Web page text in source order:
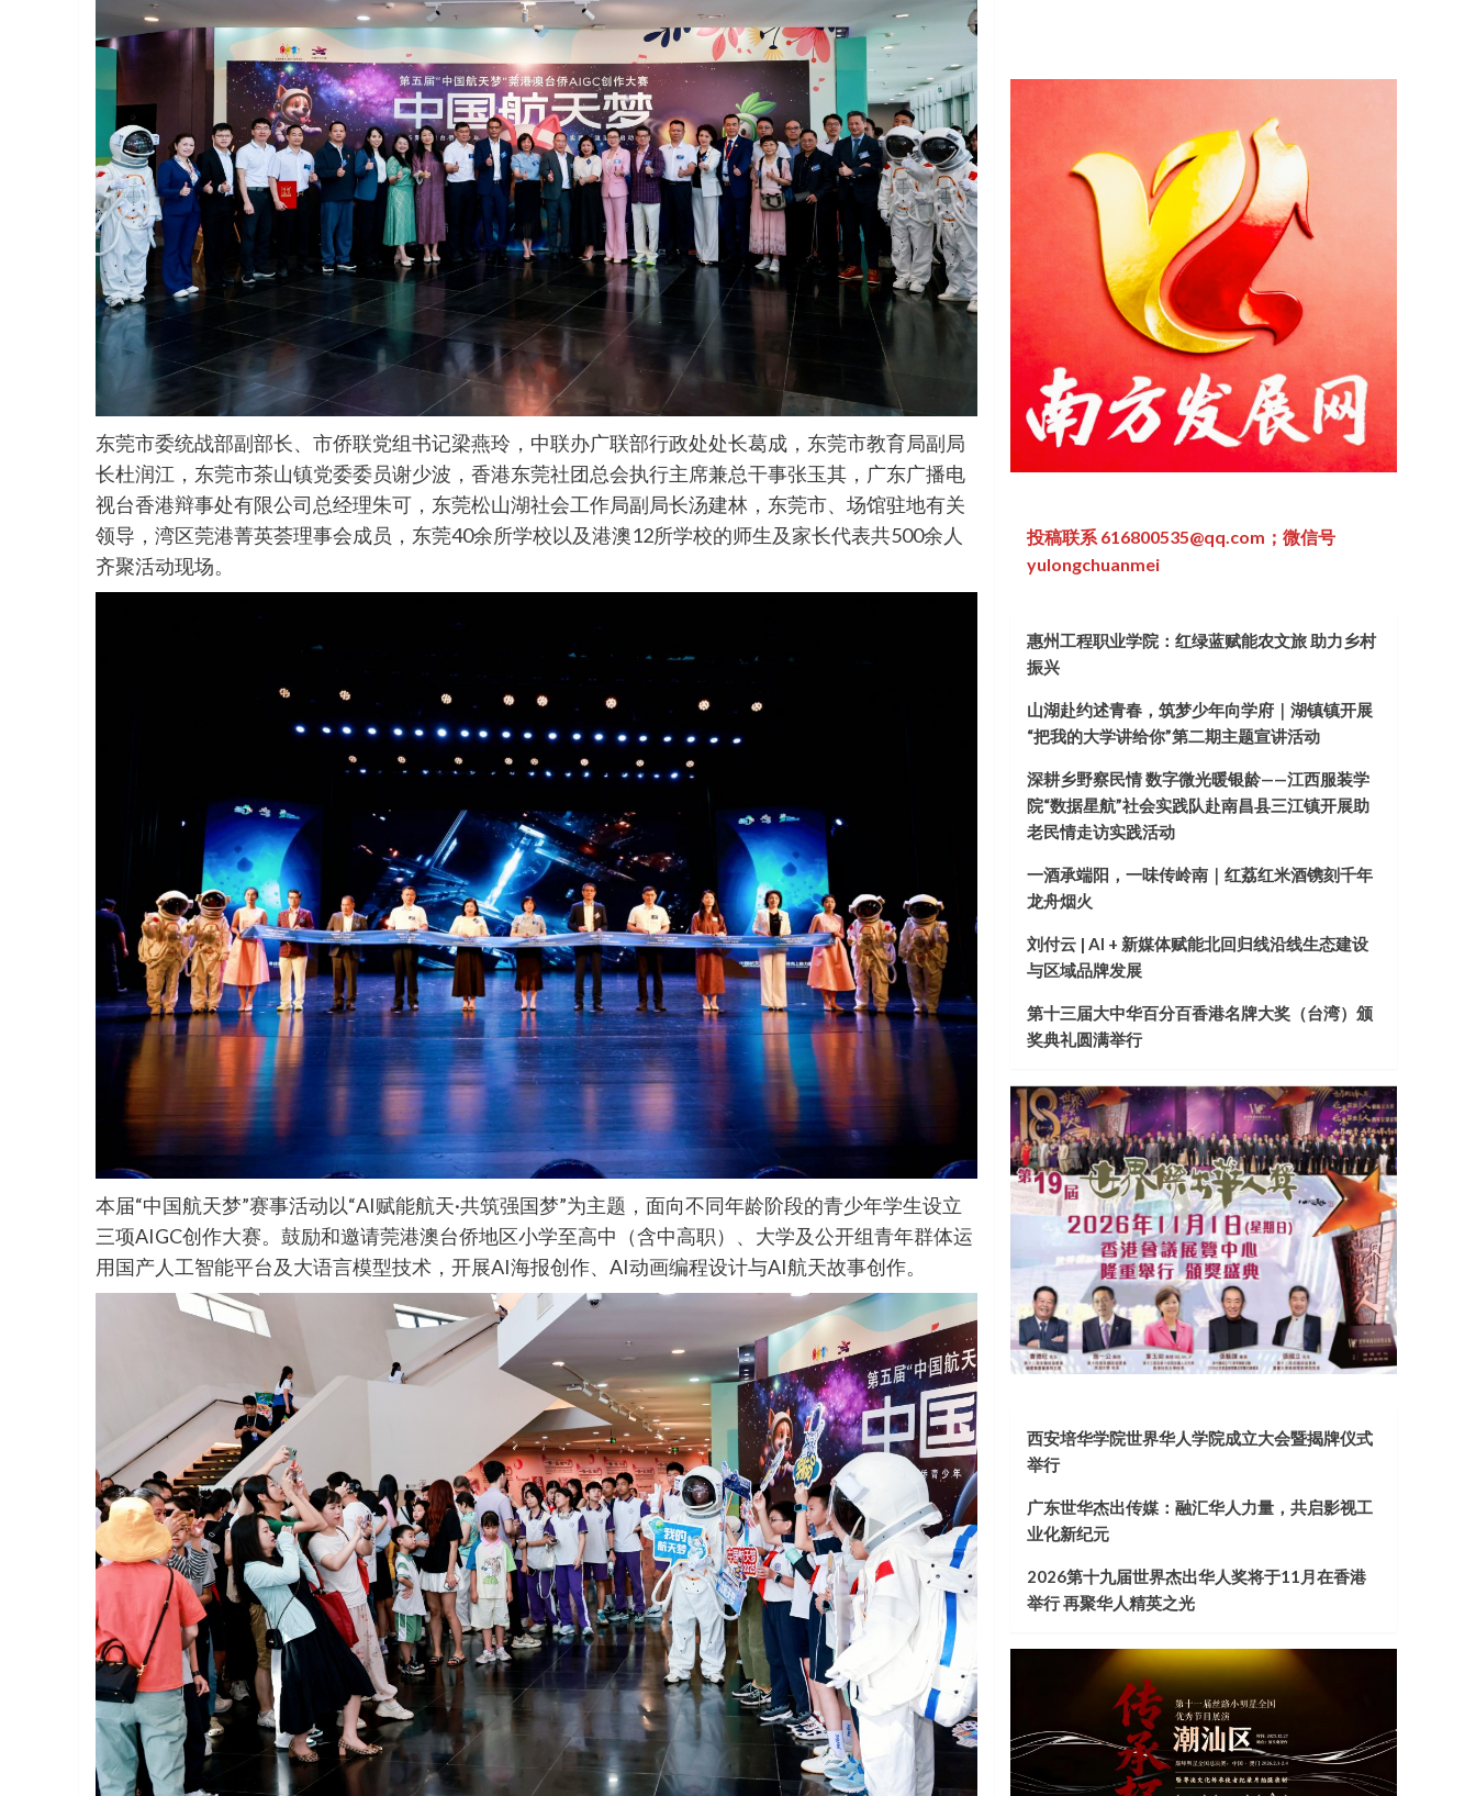
东莞市委统战部副部长、市侨联党组书记梁燕玲，中联办广联部行政处处长葛成，东莞市教育局副局
长杜润江，东莞市茶山镇党委委员谢少波，香港东莞社团总会执行主席兼总干事张玉其，广东广播电
视台香港辩事处有限公司总经理朱可，东莞松山湖社会工作局副局长汤建林，东莞市、场馆驻地有关
领导，湾区莞港菁英荟理事会成员，东莞40余所学校以及港澳12所学校的师生及家长代表共500余人
齐聚活动现场。
本届“中国航天梦”赛事活动以“AI赋能航天·共筑强国梦”为主题，面向不同年龄阶段的青少年学生设立
三项AIGC创作大赛。鼓励和邀请莞港澳台侨地区小学至高中（含中高职）、大学及公开组青年群体运
用国产人工智能平台及大语言模型技术，开展AI海报创作、AI动画编程设计与AI航天故事创作。
投稿联系 616800535@qq.com；微信号
yulongchuanmei
惠州工程职业学院：红绿蓝赋能农文旅 助力乡村
振兴
山湖赴约述青春，筑梦少年向学府｜湖镇镇开展
“把我的大学讲给你”第二期主题宣讲活动
深耕乡野察民情 数字微光暖银龄——江西服装学
院“数据星航”社会实践队赴南昌县三江镇开展助
老民情走访实践活动
一酒承端阳，一味传岭南｜红荔红米酒镌刻千年
龙舟烟火
刘付云 | AI + 新媒体赋能北回归线沿线生态建设
与区域品牌发展
第十三届大中华百分百香港名牌大奖（台湾）颁
奖典礼圆满举行
西安培华学院世界华人学院成立大会暨揭牌仪式
举行
广东世华杰出传媒：融汇华人力量，共启影视工
业化新纪元
2026第十九届世界杰出华人奖将于11月在香港
举行 再聚华人精英之光